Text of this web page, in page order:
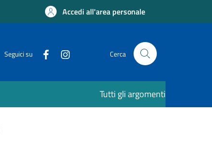
Accedi all'area personale
Seguici su Cerca
Tutti gli argomenti